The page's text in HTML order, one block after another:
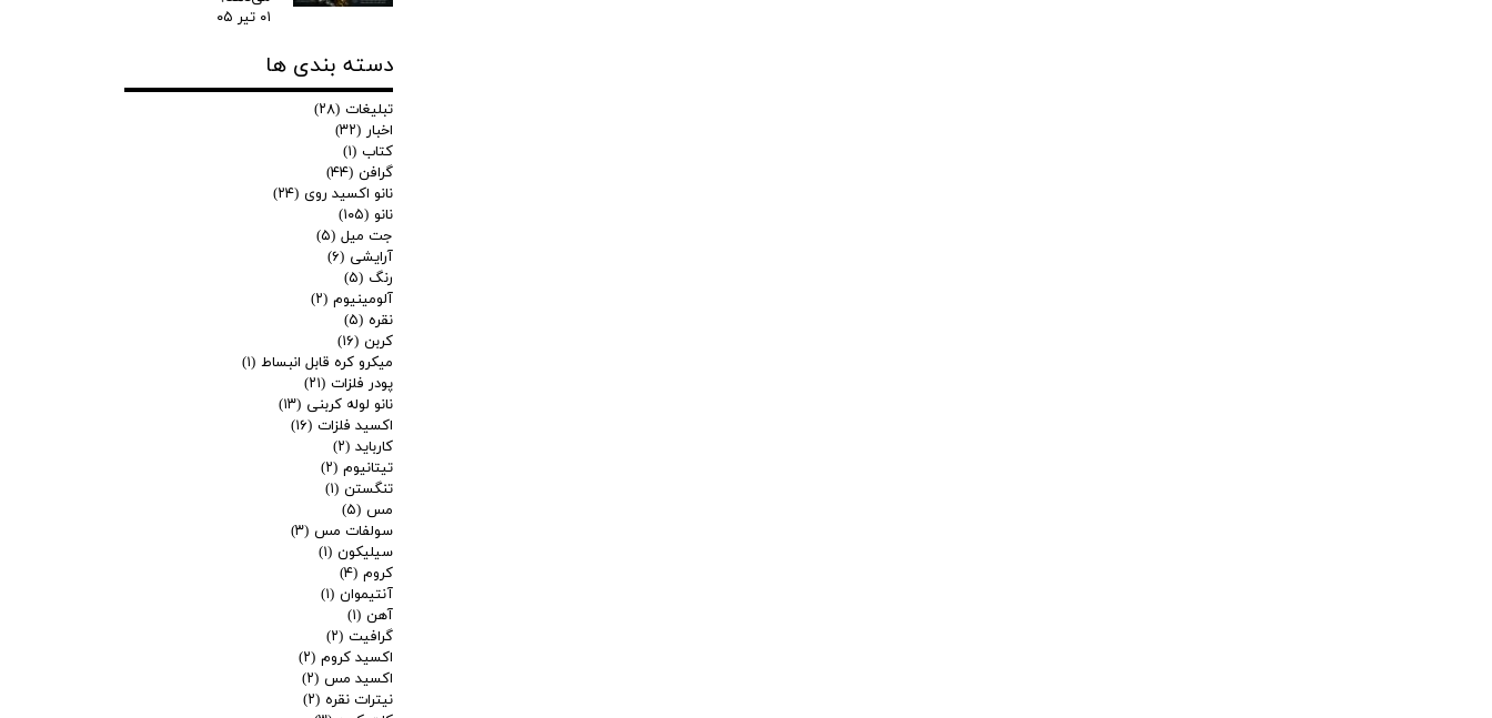
۰۱ تیر ۰۵
دسته بندی ها
تبلیغات (۲۸)
اخبار (۳۲)
کتاب (۱)
گرافن (۴۴)
نانو اکسید روی (۲۴)
نانو (۱۰۵)
جت میل (۵)
آرایشی (۶)
رنگ (۵)
آلومینیوم (۲)
نقره (۵)
کربن (۱۶)
میکرو کره قابل انبساط (۱)
پودر فلزات (۲۱)
نانو لوله کربنی (۱۳)
اکسید فلزات (۱۶)
کارباید (۲)
تیتانیوم (۲)
تنگستن (۱)
مس (۵)
سولفات مس (۳)
سیلیکون (۱)
کروم (۴)
آنتیموان (۱)
آهن (۱)
گرافیت (۲)
اکسید کروم (۲)
اکسید مس (۲)
نیترات نقره (۲)